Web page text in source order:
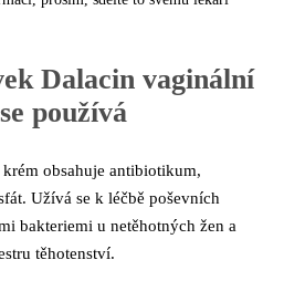
Dalacin vaginální
používá
obsahuje antibiotikum,
Užívá se k léčbě poševních
bakteriemi u netěhotných žen a
těhotenství.